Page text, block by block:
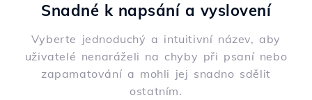
Snadné k napsání a vyslovení
Vyberte jednoduchý a intuitivní název, aby
uživatelé nenaráželi na chyby při psaní nebo
zapamatování a mohli jej snadno sdělit
ostatním.